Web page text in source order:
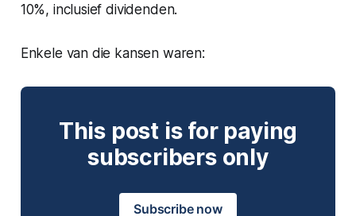
10%, inclusief dividenden.
Enkele van die kansen waren:
This post is for paying
subscribers only
Subscribe now